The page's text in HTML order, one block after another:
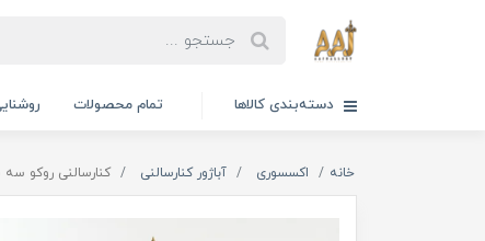
دسته‌بندی کالاها تمام محصولات
خانه اکسسوری آباژور کنارسالنی کنارسالنی روکو